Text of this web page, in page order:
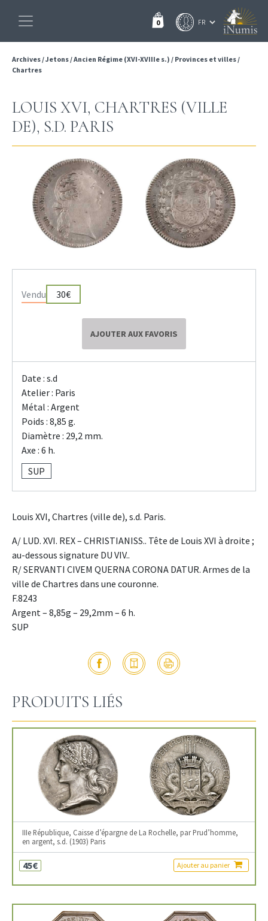
0
Archives/Jetons/Ancien Régime (XVI-XVIIIe s.) / Provinces et villes/
Chartres
LOUIS XVI, CHARTRES (VILLE
DE), S.D. PARIS
Vendu 30€
AJOUTER AUX FAVORIS
Date : s.d
Atelier : Paris
Métal : Argent
Poids : 8,85 g.
Diamètre : 29,2 mm.
Axe : 6 h.
SUP
Louis XVI, Chartres (ville de), s.d. Paris.
A/ LUD. XVI. REX – CHRISTIANISS.. Tête de Louis XVI à droite ;
au-dessous signature DU VIV..
R/ SERVANTI CIVEM QUERNA CORONA DATUR. Armes de la
ville de Chartres dans une couronne.
F.8243
Argent – 8,85g – 29,2mm – 6 h.
SUP
PRODUITS LIÉS
IIIe République, Caisse d’épargne de La Rochelle, par Prud’homme,
en argent, s.d. (1903) Paris
45€ Ajouter au panier